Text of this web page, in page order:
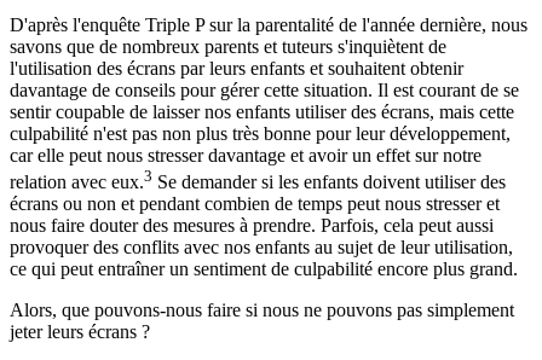
D'après l'enquête Triple P sur la parentalité de l'année dernière, nous
savons que de nombreux parents et tuteurs s'inquiètent de
l'utilisation des écrans par leurs enfants et souhaitent obtenir
davantage de conseils pour gérer cette situation. Il est courant de se
sentir coupable de laisser nos enfants utiliser des écrans, mais cette
culpabilité n'est pas non plus très bonne pour leur développement,
car elle peut nous stresser davantage et avoir un effet sur notre
relation avec eux.3 Se demander si les enfants doivent utiliser des
écrans ou non et pendant combien de temps peut nous stresser et
nous faire douter des mesures à prendre. Parfois, cela peut aussi
provoquer des conflits avec nos enfants au sujet de leur utilisation,
ce qui peut entraîner un sentiment de culpabilité encore plus grand.
Alors, que pouvons-nous faire si nous ne pouvons pas simplement
jeter leurs écrans ?